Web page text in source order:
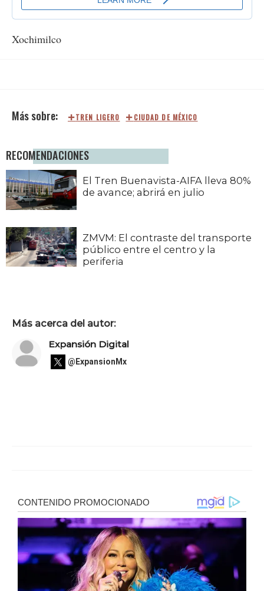
Xochimilco
TREN LIGERO CIUDAD DE MÉXICO
RECOMENDACIONES
El Tren Buenavista-AIFA lleva 80%
de avance; abrirá en julio
ZMVM: El contraste del transporte
público entre el centro y la
periferia
Más acerca del autor:
Expansión Digital
@ExpansionMx